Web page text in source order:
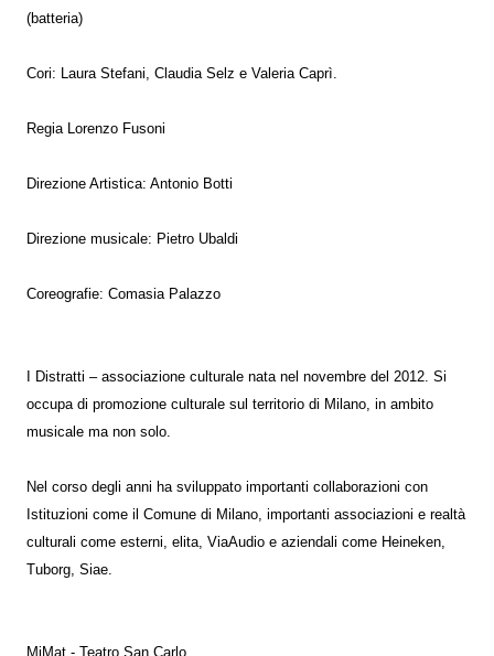
(batteria)
Cori: Laura Stefani, Claudia Selz e Valeria Caprì.
Regia Lorenzo Fusoni
Direzione Artistica: Antonio Botti
Direzione musicale: Pietro Ubaldi
Coreografie: Comasia Palazzo
I Distratti – associazione culturale nata nel novembre del 2012. Si
occupa di promozione culturale sul territorio di Milano, in ambito
musicale ma non solo.
Nel corso degli anni ha sviluppato importanti collaborazioni con
Istituzioni come il Comune di Milano, importanti associazioni e realtà
culturali come esterni, elita, ViaAudio e aziendali come Heineken,
Tuborg, Siae.
MiMat - Teatro San Carlo